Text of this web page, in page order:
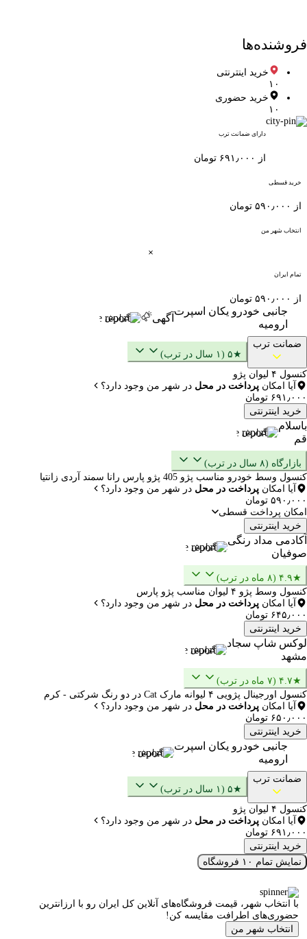
فروشنده‌ها
خرید اینترنتی
۱۰
خرید حضوری
۱۰
دارای ضمانت ترب
از ۶۹۱٫۰۰۰ تومان
خرید قسطی
از ۵۹۰٫۰۰۰ تومان
انتخاب شهر من
تمام ایران
از ۵۹۰٫۰۰۰ تومان
جانبی خودرو یکان اسپرت
ارومیه
آگهی گزارش
ضمانت ترب
★۵ (۱ سال در ترب)
کنسول ۴ لیوان پژو
آیا امکان پرداخت در محل در شهر من وجود دارد؟
۶۹۱٫۰۰۰ تومان
خرید اینترنتی
باسلام
قم
گزارش
بازارگاه (۸ سال در ترب)
کنسول وسط خودرو مناسب پژو 405 پژو پارس رانا سمند آردی زانتیا
آیا امکان پرداخت در محل در شهر من وجود دارد؟
۵۹۰٫۰۰۰ تومان
امکان پرداخت قسطی
خرید اینترنتی
آکادمی مداد رنگی
صوفیان
گزارش
★۴.۹ (۸ ماه در ترب)
کنسول وسط پژو ۴ لیوان مناسب پژو پارس
آیا امکان پرداخت در محل در شهر من وجود دارد؟
۶۴۵٫۰۰۰ تومان
خرید اینترنتی
لوکس شاپ سجاد
مشهد
گزارش
★۴.۷ (۷ ماه در ترب)
کنسول اورجینال پژویی ۴ لیوانه مارک Cat در دو رنگ شرکتی - کرم
آیا امکان پرداخت در محل در شهر من وجود دارد؟
۶۵۰٫۰۰۰ تومان
خرید اینترنتی
جانبی خودرو یکان اسپرت
ارومیه
گزارش
ضمانت ترب
★۵ (۱ سال در ترب)
کنسول ۴ لیوان پژو
آیا امکان پرداخت در محل در شهر من وجود دارد؟
۶۹۱٫۰۰۰ تومان
خرید اینترنتی
نمایش تمام ۱۰ فروشگاه
با انتخاب شهر، قیمت فروشگاه‌های آنلاین کل ایران رو با ارزانترین
حضوری‌های اطرافت مقایسه کن!
انتخاب شهر من